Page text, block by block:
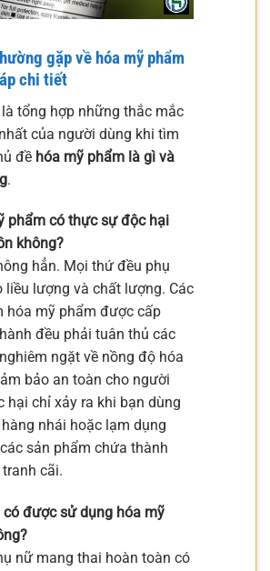
gặp về hóa mỹ phẩm
chi tiết
tổng hợp những thắc mắc
của người dùng khi tìm
đề hóa mỹ phẩm là gì và
.
phẩm có thực sự độc hại
không?
hẳn. Mọi thứ đều phụ
liều lượng và chất lượng. Các
hóa mỹ phẩm được cấp
đều phải tuân thủ các
ngặt về nồng độ hóa
bảo an toàn cho người
hại chỉ xảy ra khi bạn dùng
nhái hoặc lạm dụng
sản phẩm chứa thành
cãi.
có được sử dụng hóa mỹ
nữ mang thai hoàn toàn có